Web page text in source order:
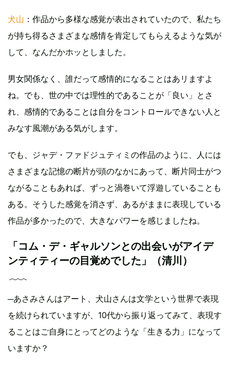
犬山 ：作品から多様な感覚が表出されていたので、私たち
が持ち得るさまざまな感情を肯定してもらえるような気が
して、なんだかホッとしました。
男女関係なく、誰だって感情的になることはあリますよ
ね。でも、世の中では理性的であることが「良い」とさ
れ、感情的であることは自分をコントロールできない人と
みなす風潮がある気がします。
でも、ジャデ・ファドジュティミの作品のように、人には
さまざまな記憶の断片が頭のなかにあって、断片同士がつ
ながることもあれば、ずっと渦巻いて浮遊していることも
ある。そうした感覚を消さず、あるがままに表現している
作品が多かったので、大きなパワーを感じましたね。
「コム・デ・ギャルソンとの出会いがアイデ
ンティティーの目覚めでした」（清川）
─あさみさんはアート、犬山さんは文学という世界で表現
を続けられていますが、10代から振り返ってみて、表現す
ることはご自身にとってどのような「生きる力」になって
いますか？